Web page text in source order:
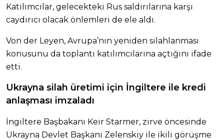
Katılımcılar, gelecekteki Rus saldırılarına karşı
caydırıcı olacak önlemleri de ele aldı.
Von der Leyen, Avrupa’nın yeniden silahlanması
konusunu da toplantı katılımcılarına açtığını ifade
etti.
Ukrayna silah üretimi için İngiltere ile kredi
anlaşması imzaladı
İngiltere Başbakanı Keir Starmer, zirve öncesinde
Ukrayna Devlet Başkanı Zelenskiy ile ikili görüşme